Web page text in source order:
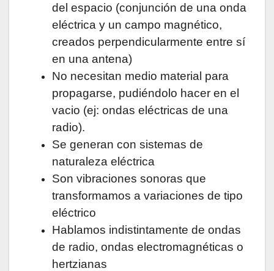
del espacio (conjunción de una onda
eléctrica y un campo magnético,
creados perpendicularmente entre sí
en una antena)
No necesitan medio material para
propagarse, pudiéndolo hacer en el
vacio (ej: ondas eléctricas de una
radio).
Se generan con sistemas de
naturaleza eléctrica
Son vibraciones sonoras que
transformamos a variaciones de tipo
eléctrico
Hablamos indistintamente de ondas
de radio, ondas electromagnéticas o
hertzianas